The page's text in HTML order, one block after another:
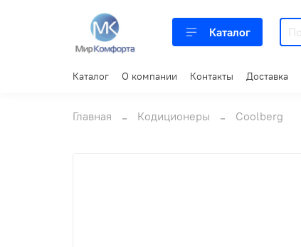
Каталог
Каталог О компании Контакты Доставка
Главная Кодиционеры Coolberg